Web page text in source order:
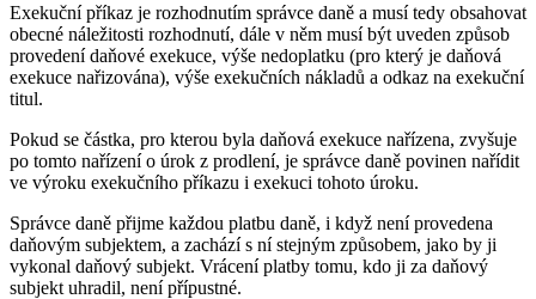
Exekuční příkaz je rozhodnutím správce daně a musí tedy obsahovat
obecné náležitosti rozhodnutí, dále v něm musí být uveden způsob
provedení daňové exekuce, výše nedoplatku (pro který je daňová
exekuce nařizována), výše exekučních nákladů a odkaz na exekuční
titul.
Pokud se částka, pro kterou byla daňová exekuce nařízena, zvyšuje
po tomto nařízení o úrok z prodlení, je správce daně povinen nařídit
ve výroku exekučního příkazu i exekuci tohoto úroku.
Správce daně přijme každou platbu daně, i když není provedena
daňovým subjektem, a zachází s ní stejným způsobem, jako by ji
vykonal daňový subjekt. Vrácení platby tomu, kdo ji za daňový
subjekt uhradil, není přípustné.